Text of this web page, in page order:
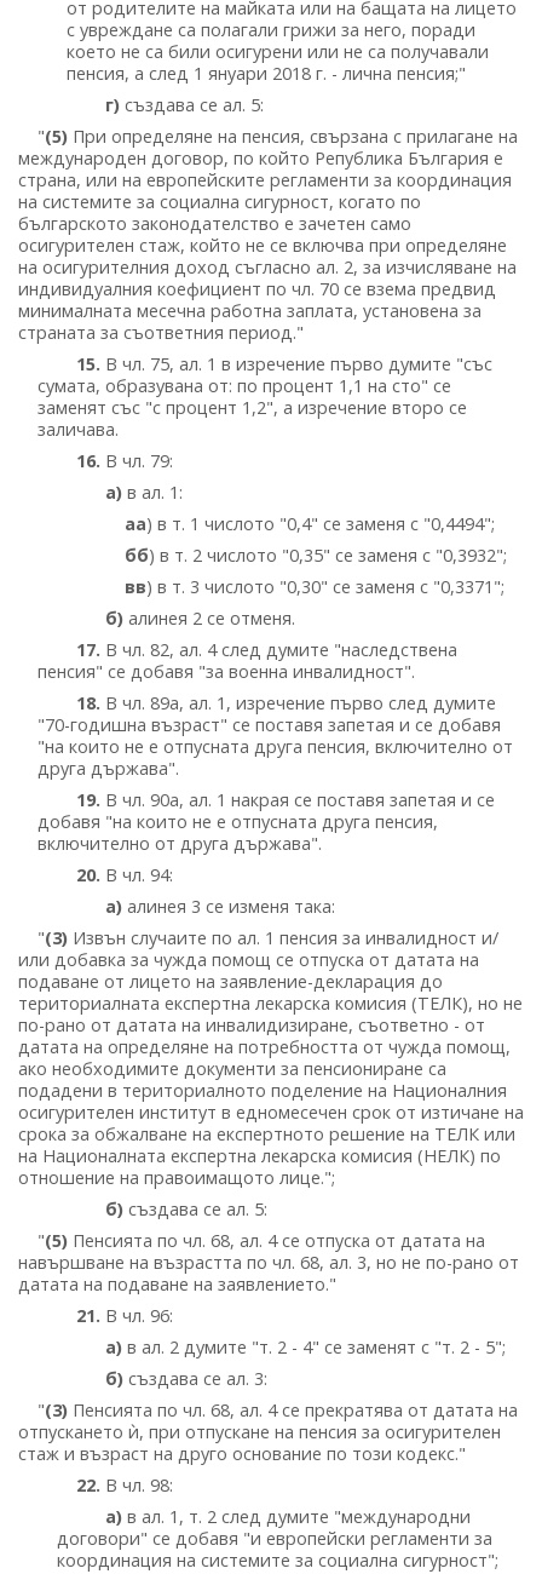
от родителите на майката или на бащата на лицето
с увреждане са полагали грижи за него, поради
което не са били осигурени или не са получавали
пенсия, а след 1 януари 2018 г. - лична пенсия;"
г) създава се ал. 5:
"(5) При определяне на пенсия, свързана с прилагане на
международен договор, по който Република България е
страна, или на европейските регламенти за координация
на системите за социална сигурност, когато по
българското законодателство е зачетен само
осигурителен стаж, който не се включва при определяне
на осигурителния доход съгласно ал. 2, за изчисляване на
индивидуалния коефициент по чл. 70 се взема предвид
минималната месечна работна заплата, установена за
страната за съответния период."
15. В чл. 75, ал. 1 в изречение първо думите "със
сумата, образувана от: по процент 1,1 на сто" се
заменят със "с процент 1,2", а изречение второ се
заличава.
16. В чл. 79:
а) в ал. 1:
аа) в т. 1 числото "0,4" се заменя с "0,4494";
бб) в т. 2 числото "0,35" се заменя с "0,3932";
вв) в т. 3 числото "0,30" се заменя с "0,3371";
б) алинея 2 се отменя.
17. В чл. 82, ал. 4 след думите "наследствена
пенсия" се добавя "за военна инвалидност".
18. В чл. 89а, ал. 1, изречение първо след думите
"70-годишна възраст" се поставя запетая и се добавя
"на които не е отпусната друга пенсия, включително от
друга държава".
19. В чл. 90а, ал. 1 накрая се поставя запетая и се
добавя "на които не е отпусната друга пенсия,
включително от друга държава".
20. В чл. 94:
а) алинея 3 се изменя така:
"(3) Извън случаите по ал. 1 пенсия за инвалидност и/
или добавка за чужда помощ се отпуска от датата на
подаване от лицето на заявление-декларация до
териториалната експертна лекарска комисия (ТЕЛК), но не
по-рано от датата на инвалидизиране, съответно - от
датата на определяне на потребността от чужда помощ,
ако необходимите документи за пенсиониране са
подадени в териториалното поделение на Националния
осигурителен институт в едномесечен срок от изтичане на
срока за обжалване на експертното решение на ТЕЛК или
на Националната експертна лекарска комисия (НЕЛК) по
отношение на правоимащото лице.";
б) създава се ал. 5:
"(5) Пенсията по чл. 68, ал. 4 се отпуска от датата на
навършване на възрастта по чл. 68, ал. 3, но не по-рано от
датата на подаване на заявлението."
21. В чл. 96:
а) в ал. 2 думите "т. 2 - 4" се заменят с "т. 2 - 5";
б) създава се ал. 3:
"(3) Пенсията по чл. 68, ал. 4 се прекратява от датата на
отпускането ѝ, при отпускане на пенсия за осигурителен
стаж и възраст на друго основание по този кодекс."
22. В чл. 98:
а) в ал. 1, т. 2 след думите "международни
договори" се добавя "и европейски регламенти за
координация на системите за социална сигурност";